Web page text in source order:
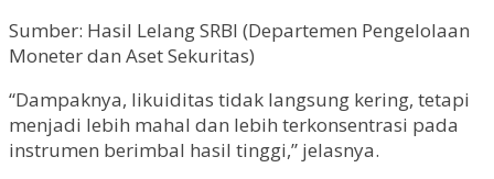
Sumber: Hasil Lelang SRBI (Departemen Pengelolaan
Moneter dan Aset Sekuritas)
“Dampaknya, likuiditas tidak langsung kering, tetapi
menjadi lebih mahal dan lebih terkonsentrasi pada
instrumen berimbal hasil tinggi,” jelasnya.